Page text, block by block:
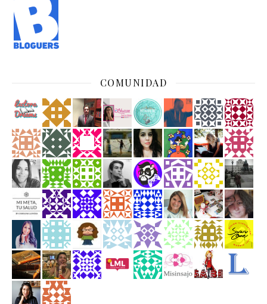
COMUNIDAD